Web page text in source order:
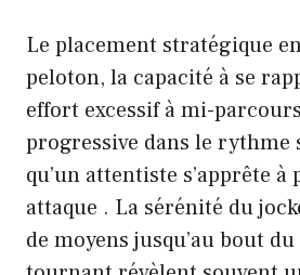
Le placement stratégique
peloton, la capacité à se
effort excessif à mi-
progressive dans le rythme
qu’un attentiste s’apprête à
attaque . La sérénité du
de moyens jusqu’au bout